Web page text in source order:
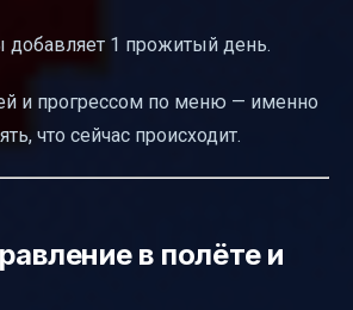
добавляет 1 прожитый день.
и прогрессом по меню — именно
что сейчас происходит.
в полёте и